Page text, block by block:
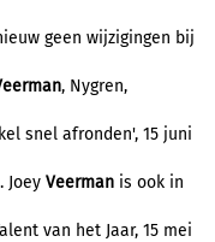
geen wijzigingen bij
, Nygren,
snel afronden', 15 juni
Joey Veerman is ook in
van het Jaar, 15 mei